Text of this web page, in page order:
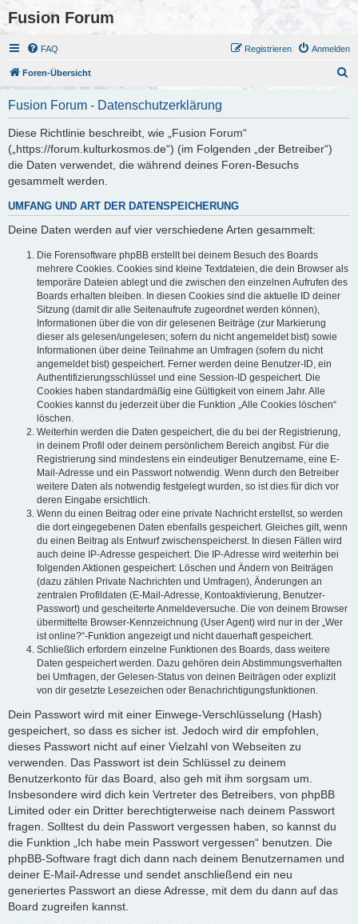
Fusion Forum
FAQ Anmelden
Registrieren
Foren-Übersicht
Fusion Forum - Datenschutzerklärung
Diese Richtlinie beschreibt, wie „Fusion Forum“
(„https://forum.kulturkosmos.de“) (im Folgenden „der Betreiber“)
die Daten verwendet, die während deines Foren-Besuchs
gesammelt werden.
UMFANG UND ART DER DATENSPEICHERUNG
Deine Daten werden auf vier verschiedene Arten gesammelt:
Die Forensoftware phpBB erstellt bei deinem Besuch des Boards
mehrere Cookies. Cookies sind kleine Textdateien, die dein Browser als
temporäre Dateien ablegt und die zwischen den einzelnen Aufrufen des
Boards erhalten bleiben. In diesen Cookies sind die aktuelle ID deiner
Sitzung (damit dir alle Seitenaufrufe zugeordnet werden können),
Informationen über die von dir gelesenen Beiträge (zur Markierung
dieser als gelesen/ungelesen; sofern du nicht angemeldet bist) sowie
Informationen über deine Teilnahme an Umfragen (sofern du nicht
angemeldet bist) gespeichert. Ferner werden deine Benutzer-ID, ein
Authentifizierungsschlüssel und eine Session-ID gespeichert. Die
Cookies haben standardmäßig eine Gültigkeit von einem Jahr. Alle
Cookies kannst du jederzeit über die Funktion „Alle Cookies löschen“
löschen.
Weiterhin werden die Daten gespeichert, die du bei der Registrierung,
in deinem Profil oder deinem persönlichem Bereich angibst. Für die
Registrierung sind mindestens ein eindeutiger Benutzername, eine E-
Mail-Adresse und ein Passwort notwendig. Wenn durch den Betreiber
weitere Daten als notwendig festgelegt wurden, so ist dies für dich vor
deren Eingabe ersichtlich.
Wenn du einen Beitrag oder eine private Nachricht erstellst, so werden
die dort eingegebenen Daten ebenfalls gespeichert. Gleiches gilt, wenn
du einen Beitrag als Entwurf zwischenspeicherst. In diesen Fällen wird
auch deine IP-Adresse gespeichert. Die IP-Adresse wird weiterhin bei
folgenden Aktionen gespeichert: Löschen und Ändern von Beiträgen
(dazu zählen Private Nachrichten und Umfragen), Änderungen an
zentralen Profildaten (E-Mail-Adresse, Kontoaktivierung, Benutzer-
Passwort) und gescheiterte Anmeldeversuche. Die von deinem Browser
übermittelte Browser-Kennzeichnung (User Agent) wird nur in der „Wer
ist online?“-Funktion angezeigt und nicht dauerhaft gespeichert.
Schließlich erfordern einzelne Funktionen des Boards, dass weitere
Daten gespeichert werden. Dazu gehören dein Abstimmungsverhalten
bei Umfragen, der Gelesen-Status von deinen Beiträgen oder explizit
von dir gesetzte Lesezeichen oder Benachrichtigungsfunktionen.
Dein Passwort wird mit einer Einwege-Verschlüsselung (Hash)
gespeichert, so dass es sicher ist. Jedoch wird dir empfohlen,
dieses Passwort nicht auf einer Vielzahl von Webseiten zu
verwenden. Das Passwort ist dein Schlüssel zu deinem
Benutzerkonto für das Board, also geh mit ihm sorgsam um.
Insbesondere wird dich kein Vertreter des Betreibers, von phpBB
Limited oder ein Dritter berechtigterweise nach deinem Passwort
fragen. Solltest du dein Passwort vergessen haben, so kannst du
die Funktion „Ich habe mein Passwort vergessen“ benutzen. Die
phpBB-Software fragt dich dann nach deinem Benutzernamen und
deiner E-Mail-Adresse und sendet anschließend ein neu
generiertes Passwort an diese Adresse, mit dem du dann auf das
Board zugreifen kannst.